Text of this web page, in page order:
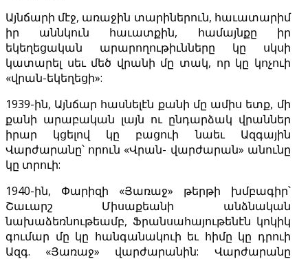
Այնճարի մէջ, առաջին տարիներուն, հաւատարիմ
իր աննկուն հաւատքին, համայնքը իր
եկեղեցական արարողութիւնները կը սկսի
կատարել սեւ մեծ վրանի մը տակ, որ կը կոչուի
«վրան-եկեղեցի»:
1939-ին, Այնճար հասնելէն քանի մը ամիս ետք, մի
քանի արաբական լայն ու ընդարձակ վրաններ
իրար կցելով կը բացուի նաեւ Ազգային
Վարժարանը՝ որուն «Վրան- վարժարան» անունը
կը տրուի:
1940-ին, Փարիզի «Յառաջ» թերթի խմբագիր՝
Շաւարշ Միսաքեանի անձնական
նախաձեռնութեամբ, Ֆրանսահայութենէն կոկիկ
գումար մը կը հանգանակուի եւ հիմը կը դրուի
Ազգ. «Յառաջ» վարժարանին: Վարժարանը